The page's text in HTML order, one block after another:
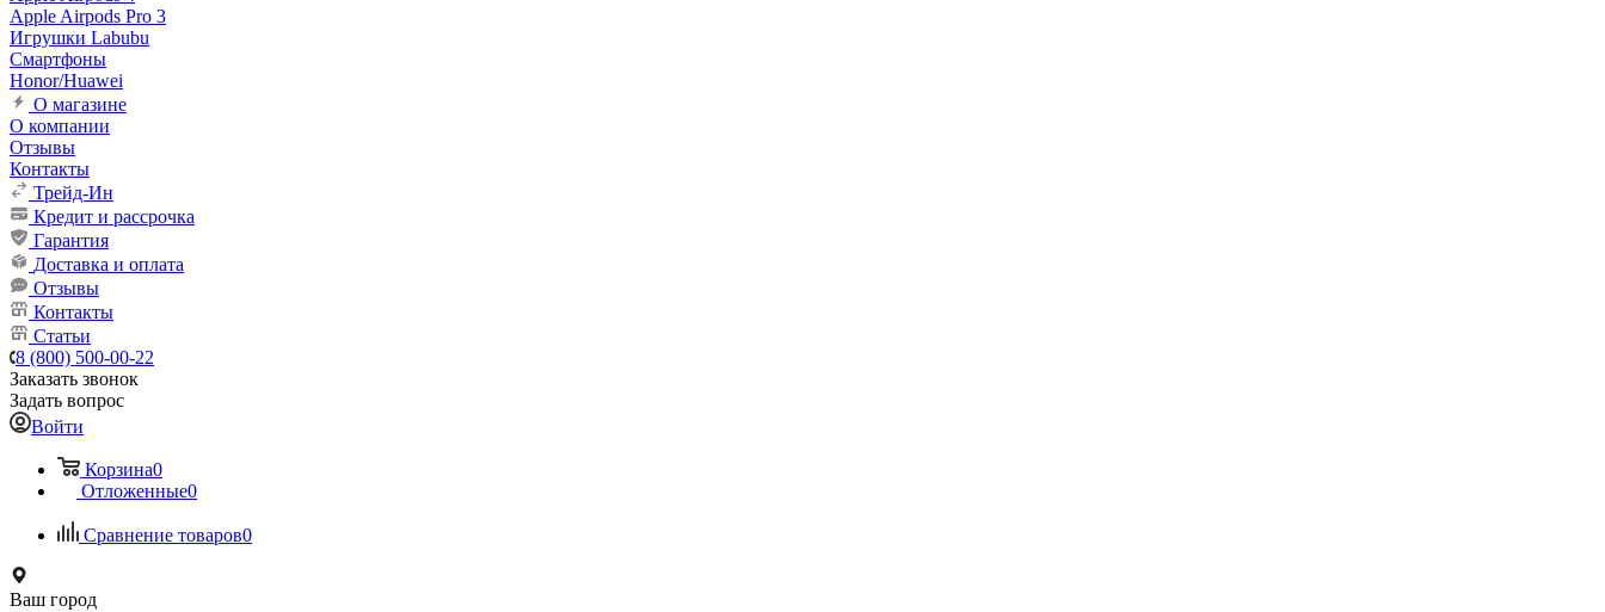
Apple Airpods Pro 3
Игрушки Labubu
Смартфоны
Honor/Huawei
О магазине
О компании
Отзывы
Контакты
Трейд-Ин
Кредит и рассрочка
Гарантия
Доставка и оплата
Отзывы
Контакты
Статьи
8 (800) 500-00-22
Заказать звонок
Задать вопрос
Войти
Корзина0
Отложенные0
Сравнение товаров0
Ваш город